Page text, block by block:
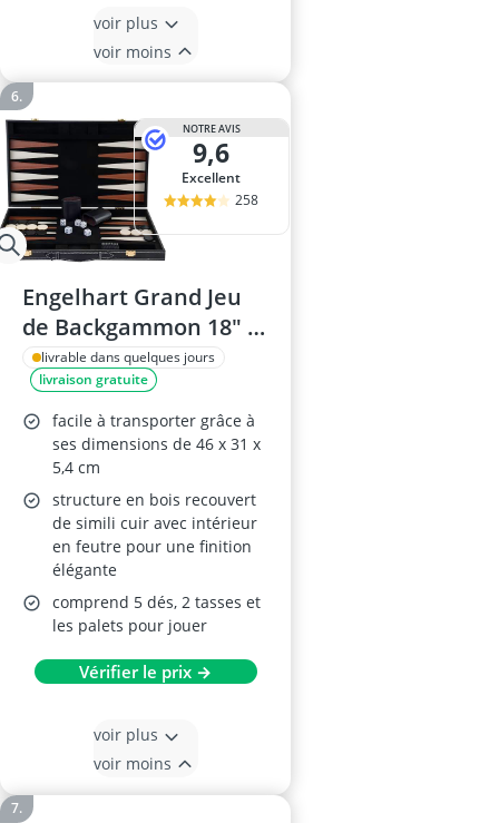
voir plus
voir moins
NOTRE AVIS
9,6
Excellent
258
Engelhart Grand Jeu
de Backgammon 18" -
250504
livrable dans quelques jours
livraison gratuite
facile à transporter grâce à
ses dimensions de 46 x 31 x
5,4 cm
structure en bois recouvert
de simili cuir avec intérieur
en feutre pour une finition
élégante
comprend 5 dés, 2 tasses et
les palets pour jouer
Vérifier le prix →
voir plus
voir moins